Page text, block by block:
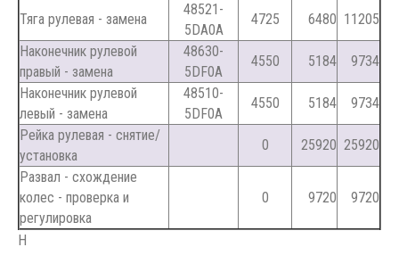
Тяга рулевая - замена
48521-
5DA0A
4725 6480 11205
Наконечник рулевой
правый - замена
48630-
5DF0A
4550 5184
9734
Наконечник рулевой
левый - замена
48510-
5DF0A
4550 5184
9734
Рейка рулевая - снятие/
установка
0 25920 25920
Развал - схождение
колес - проверка и
регулировка
0 9720 9720
Н